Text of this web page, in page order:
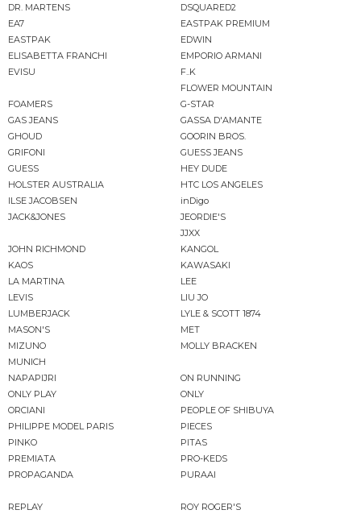
DR. MARTENS
DSQUARED2
EA7
EASTPAK PREMIUM
EASTPAK
EDWIN
ELISABETTA FRANCHI
EMPORIO ARMANI
EVISU
F..K
FLOWER MOUNTAIN
FOAMERS
G-STAR
GAS JEANS
GASSA D'AMANTE
GHOUD
GOORIN BROS.
GRIFONI
GUESS JEANS
GUESS
HEY DUDE
HOLSTER AUSTRALIA
HTC LOS ANGELES
ILSE JACOBSEN
inDigo
JACK&JONES
JEORDIE'S
JJXX
JOHN RICHMOND
KANGOL
KAOS
KAWASAKI
LA MARTINA
LEE
LEVIS
LIU JO
LUMBERJACK
LYLE & SCOTT 1874
MASON'S
MET
MIZUNO
MOLLY BRACKEN
MUNICH
NAPAPIJRI
ON RUNNING
ONLY PLAY
ONLY
ORCIANI
PEOPLE OF SHIBUYA
PHILIPPE MODEL PARIS
PIECES
PINKO
PITAS
PREMIATA
PRO-KEDS
PROPAGANDA
PURAAI
REPLAY
ROY ROGER'S